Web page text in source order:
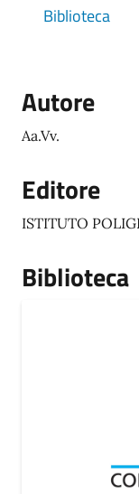
Biblioteca
Autore
Aa.Vv.
Editore
ISTITUTO
Biblioteca